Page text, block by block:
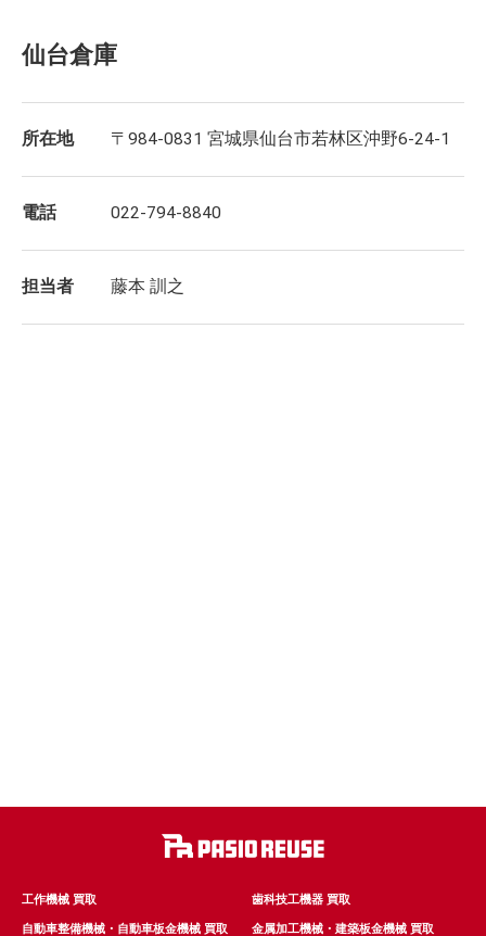
仙台倉庫
所在地 〒984-0831 宮城県仙台市若林区沖野6-24-1
電話 022-794-8840
担当者 藤本 訓之
工作機械 買取 歯科技工機器 買取
自動車整備機械・自動車板金機械 買取 金属加工機械・建築板金機械 買取